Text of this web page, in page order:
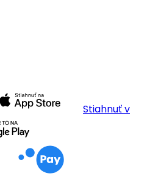
Stiahnuť v